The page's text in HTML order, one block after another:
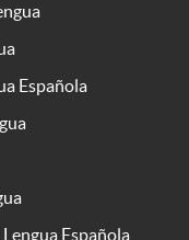
Española
Española